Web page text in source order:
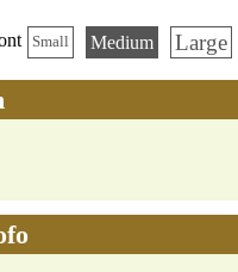
Small Medium Large